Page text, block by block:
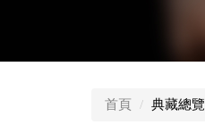
首頁 典藏總覽